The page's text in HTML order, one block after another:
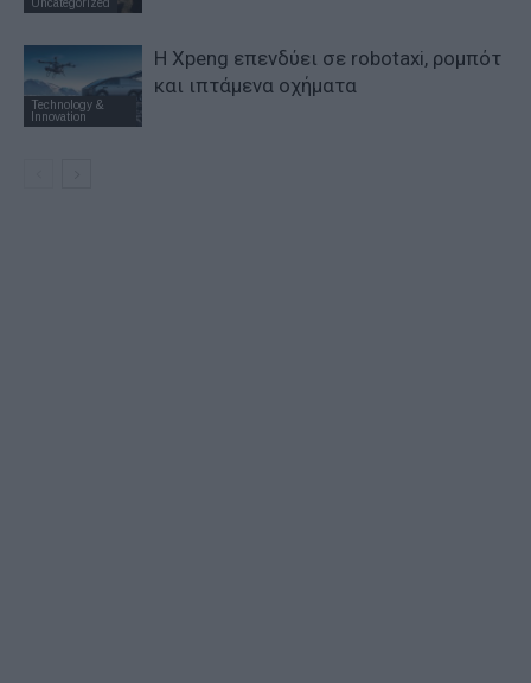
Uncategorized
Technology &
Innovation
Η Xpeng επενδύει σε robotaxi, ρομπότ
και ιπτάμενα οχήματα